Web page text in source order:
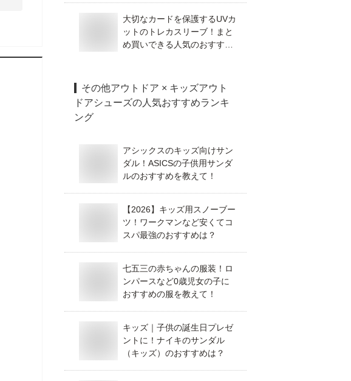
大切なカードを保護するUVカ
ットのトレカスリーブ！まと
め買いできる人気のおすすめ
その他アウトドア × キッズアウト
ドアシューズの人気おすすめランキ
ング
アシックスのキッズ向けサン
ダル！ASICSの子供用サンダ
ルのおすすめを教えて！
【2026】キッズ用スノーブー
ツ！ワークマンなど安くてコ
スパ最強のおすすめは？
七五三の赤ちゃんの服装！ロ
ンパースなど0歳児女の子に
おすすめの服を教えて！
キッズ｜子供の誕生日プレゼ
ントに！ナイキのサンダル
（キッズ）のおすすめは？